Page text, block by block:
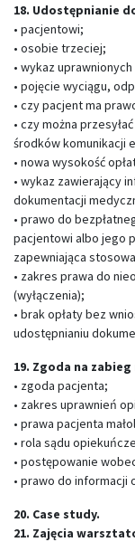
18. Udostępnianie
• pacjentowi;
• osobie trzeciej;
• wykaz
• pojęcie wyciągu,
• czy pacjent ma
• czy można
środków komunikacji
• nowa wysokość
• wykaz zawierający
dokumentacji
• prawo do
pacjentowi albo jego
zapewniająca
• zakres prawa do
(wyłączenia);
• brak opłaty bez
udostępnianiu
19. Zgoda na zabieg
• zgoda pacjenta;
• zakres uprawnień
• prawa pacjenta
• rola sądu
• postępowanie
• prawo do informacji
20. Case study.
21. Zajęcia